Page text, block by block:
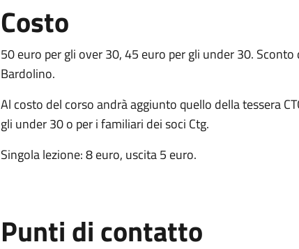
Costo
50 euro per gli over 30, 45 euro per gli under 30.
Bardolino.
Al costo del corso andrà aggiunto quello della tessera
gli under 30 o per i familiari dei soci Ctg.
Singola lezione: 8 euro, uscita 5 euro.
Punti di contatto